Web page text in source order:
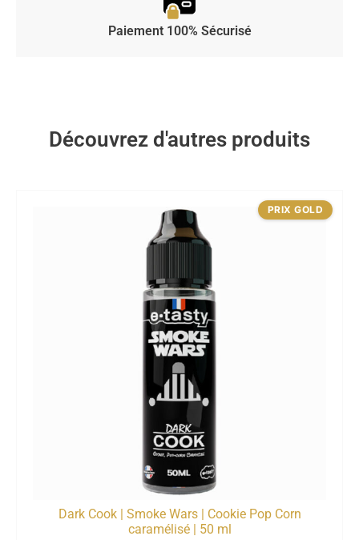
Paiement 100% Sécurisé
Découvrez d'autres produits
Dark Cook | Smoke Wars | Cookie Pop Corn
caramélisé | 50 ml
PRIX GOLD